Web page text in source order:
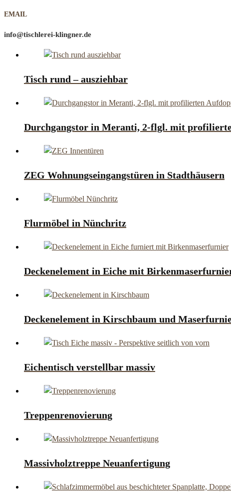
EMAIL
info@tischlerei-klingner.de
Tisch rund – ausziehbar
Durchgangstor in Meranti, 2-flgl. mit
ZEG Wohnungseingangstüren in Stadthäusern
Flurmöbel in Nünchritz
Deckenelement in Eiche mit
Deckenelement in Kirschbaum und
Eichentisch verstellbar massiv
Treppenrenovierung
Massivholztreppe Neuanfertigung